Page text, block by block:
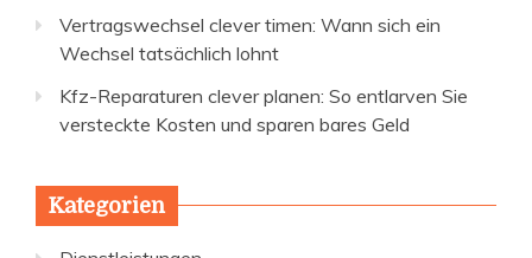
Vertragswechsel clever timen: Wann sich ein
Wechsel tatsächlich lohnt
Kfz-Reparaturen clever planen: So entlarven Sie
versteckte Kosten und sparen bares Geld
Kategorien